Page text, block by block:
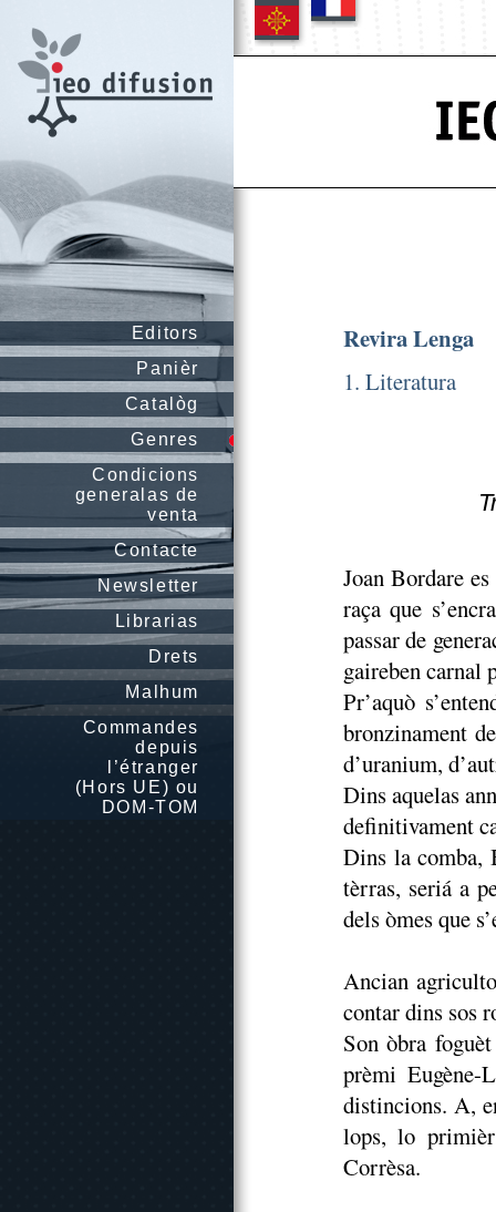
Editors
Panièr
Catalòg
Genres
Condicions
generalas de
venta
Contacte
Newsletter
Librarias
Drets
Malhum
Commandes
depuis
l’étranger
(Hors UE) ou
DOM-TOM
Revira Lenga
1. Literatura
Joan Bordare
raça que
passar de
gaireben carnal
Pr’aquò
bronzinament
d’uranium,
Dins aquelas
definitivament
Dins la comba,
tèrras, seriá a
dels òmes que
Ancian
contar dins sos
Son òbra
prèmi Eugène-
distincions. A,
lops, lo
Corrèsa.